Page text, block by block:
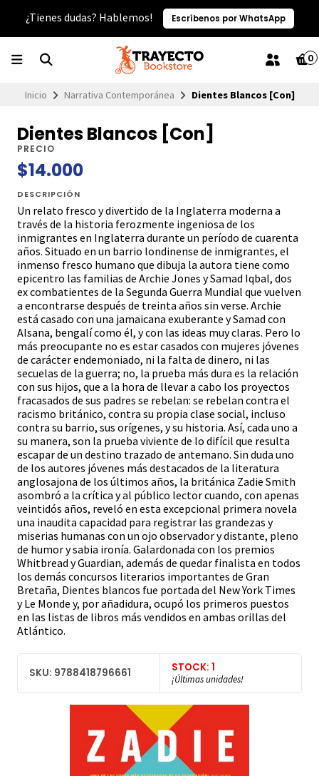
¿Tienes dudas? Hablemos! Escríbenos por WhatsApp
0
Inicio Narrativa Contemporánea Dientes Blancos [Con]
Dientes Blancos [Con]
PRECIO
$14.000
DESCRIPCIÓN
Un relato fresco y divertido de la Inglaterra moderna a
través de la historia ferozmente ingeniosa de los
inmigrantes en Inglaterra durante un período de cuarenta
años. Situado en un barrio londinense de inmigrantes, el
inmenso fresco humano que dibuja la autora tiene como
epicentro las familias de Archie Jones y Samad Iqbal, dos
ex combatientes de la Segunda Guerra Mundial que vuelven
a encontrarse después de treinta años sin verse. Archie
está casado con una jamaicana exuberante y Samad con
Alsana, bengalí como él, y con las ideas muy claras. Pero lo
más preocupante no es estar casados con mujeres jóvenes
de carácter endemoniado, ni la falta de dinero, ni las
secuelas de la guerra; no, la prueba más dura es la relación
con sus hijos, que a la hora de llevar a cabo los proyectos
fracasados de sus padres se rebelan: se rebelan contra el
racismo británico, contra su propia clase social, incluso
contra su barrio, sus orígenes, y su historia. Así, cada uno a
su manera, son la prueba viviente de lo difícil que resulta
escapar de un destino trazado de antemano. Sin duda uno
de los autores jóvenes más destacados de la literatura
anglosajona de los últimos años, la británica Zadie Smith
asombró a la crítica y al público lector cuando, con apenas
veintidós años, reveló en esta excepcional primera novela
una inaudita capacidad para registrar las grandezas y
miserias humanas con un ojo observador y distante, pleno
de humor y sabia ironía. Galardonada con los premios
Whitbread y Guardian, además de quedar finalista en todos
los demás concursos literarios importantes de Gran
Bretaña, Dientes blancos fue portada del New York Times
y Le Monde y, por añadidura, ocupó los primeros puestos
en las listas de libros más vendidos en ambas orillas del
Atlántico.
SKU: 9788418796661 STOCK: 1
¡Últimas unidades!